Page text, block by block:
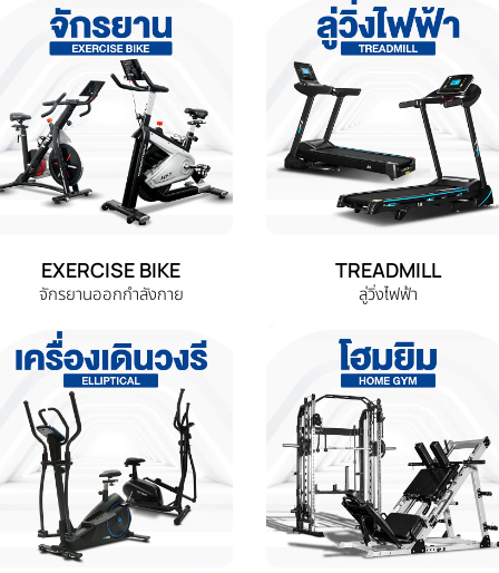
EXERCISE BIKE
จักรยานออกกำลังกาย
TREADMILL
ลู่วิ่งไฟฟ้า